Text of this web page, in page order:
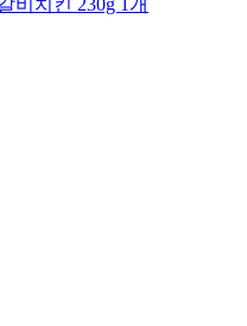
비치킨 230g 1개